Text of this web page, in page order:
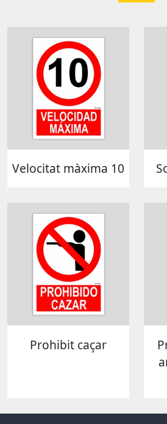
Velocitat màxima 10
Prohibit caçar